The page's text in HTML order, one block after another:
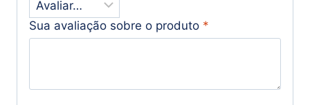
Sua avaliação sobre o produto *